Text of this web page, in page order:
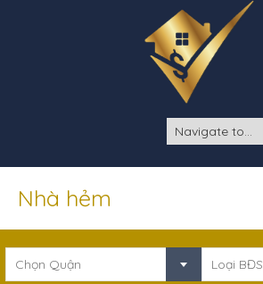
Nhà hẻm
Chọn Quận Loại BĐS